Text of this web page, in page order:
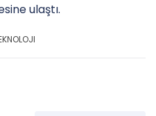
ulaştı.